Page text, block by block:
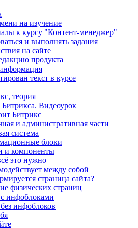
на изучение
к курсу "Контент-менеджер"
и выполнять задания
на сайте
продукта
текст в курсе
теория
Битрикса. Видеоурок
Битрикс
и административная части
система
блоки
и компоненты
это нужно
между собой
страница сайта?
физических страниц
инфоблоками
инфоблоков